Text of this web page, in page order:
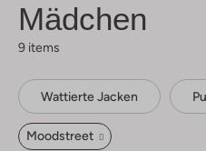
Mädchen
9 items
Wattierte Jacken
Moodstreet